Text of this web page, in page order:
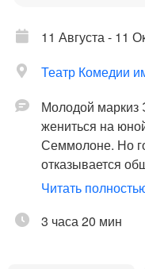
11 Августа - 11
Театр Комедии
Молодой маркиз
жениться на
Семмолоне. Но
отказывается
миллионщиком. И
чтобы
Читать
3 часа 20 мин